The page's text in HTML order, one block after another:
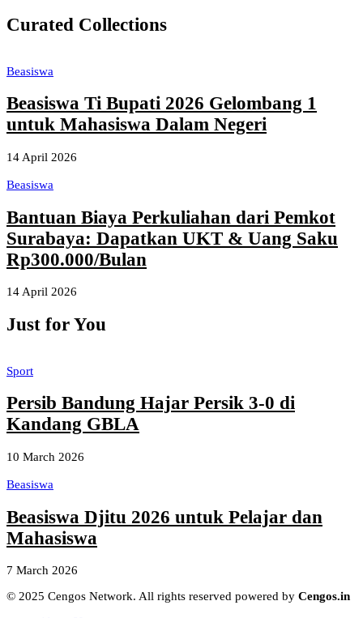
Curated Collections
Beasiswa
Beasiswa Ti Bupati 2026 Gelombang 1
untuk Mahasiswa Dalam Negeri
14 April 2026
Beasiswa
Bantuan Biaya Perkuliahan dari Pemkot
Surabaya: Dapatkan UKT & Uang Saku
Rp300.000/Bulan
14 April 2026
Just for You
Sport
Persib Bandung Hajar Persik 3-0 di
Kandang GBLA
10 March 2026
Beasiswa
Beasiswa Djitu 2026 untuk Pelajar dan
Mahasiswa
7 March 2026
© 2025 Cengos Network. All rights reserved powered by Cengos.in